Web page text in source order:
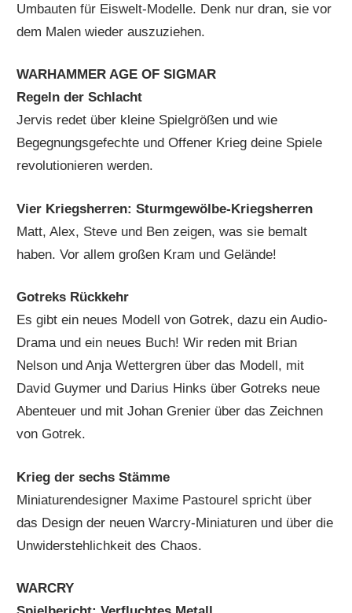
Umbauten für Eiswelt-Modelle. Denk nur dran, sie vor
dem Malen wieder auszuziehen.
WARHAMMER AGE OF SIGMAR
Regeln der Schlacht
Jervis redet über kleine Spielgrößen und wie
Begegnungsgefechte und Offener Krieg deine Spiele
revolutionieren werden.
Vier Kriegsherren: Sturmgewölbe-Kriegsherren
Matt, Alex, Steve und Ben zeigen, was sie bemalt
haben. Vor allem großen Kram und Gelände!
Gotreks Rückkehr
Es gibt ein neues Modell von Gotrek, dazu ein Audio-
Drama und ein neues Buch! Wir reden mit Brian
Nelson und Anja Wettergren über das Modell, mit
David Guymer und Darius Hinks über Gotreks neue
Abenteuer und mit Johan Grenier über das Zeichnen
von Gotrek.
Krieg der sechs Stämme
Miniaturendesigner Maxime Pastourel spricht über
das Design der neuen Warcry-Miniaturen und über die
Unwiderstehlichkeit des Chaos.
WARCRY